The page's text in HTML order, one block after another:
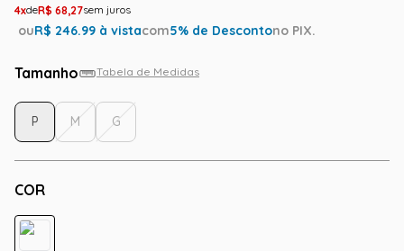
4 R$ 68,27
ouR$ 246.99 à vistacom5% de Descontono PIX.
Tamanho Tabela de Medidas
COR
P M G